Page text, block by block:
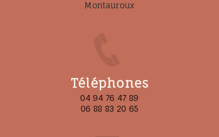
Montauroux
Téléphones
04 94 76 47 89
06 88 83 20 65